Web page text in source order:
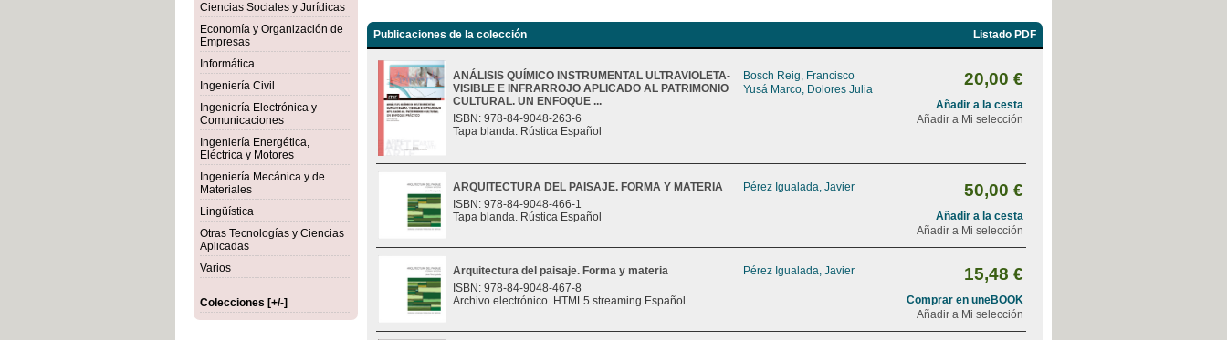
Ciencias Sociales y Jurídicas
Economía y Organización de
Empresas
Informática
Ingeniería Civil
Ingeniería Electrónica y
Comunicaciones
Ingeniería Energética,
Eléctrica y Motores
Ingeniería Mecánica y de
Materiales
Lingüística
Otras Tecnologías y Ciencias
Aplicadas
Varios
Colecciones [+/-]
Publicaciones de la colección Listado PDF
ANÁLISIS QUÍMICO INSTRUMENTAL ULTRAVIOLETA-
VISIBLE E INFRARROJO APLICADO AL PATRIMONIO
CULTURAL. UN ENFOQUE ...
ISBN: 978-84-9048-263-6
Tapa blanda. Rústica Español
Bosch Reig, Francisco
Yusá Marco, Dolores Julia
20,00 €
Añadir a la cesta
Añadir a Mi selección
ARQUITECTURA DEL PAISAJE. FORMA Y MATERIA
ISBN: 978-84-9048-466-1
Tapa blanda. Rústica Español
Pérez Igualada, Javier 50,00 €
Añadir a la cesta
Añadir a Mi selección
Arquitectura del paisaje. Forma y materia
ISBN: 978-84-9048-467-8
Archivo electrónico. HTML5 streaming Español
Pérez Igualada, Javier 15,48 €
Comprar en uneBOOK
Añadir a Mi selección